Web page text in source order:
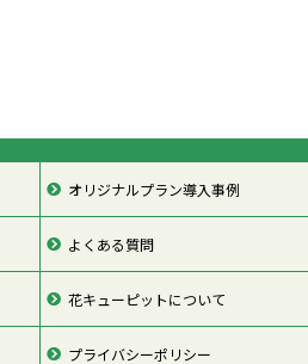
オリジナルプラン導入事例
よくある質問
花キューピットについて
プライバシーポリシー